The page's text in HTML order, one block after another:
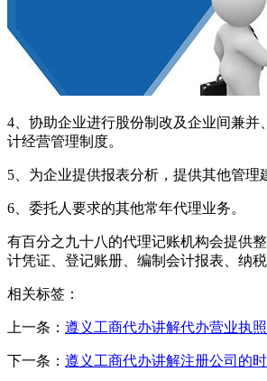
4、协助企业进行股份制改及企业间兼并
计经营管理制度。
5、为企业提供报表分析，提供其他管理
6、委托人要求的其他常年代理业务。
有百分之九十八的代理记账机构会提供
计凭证、登记账册、编制会计报表、纳
相关标签：
上一条： 遵义工商代办讲解代办营业执
下一条： 遵义工商代办讲解注册公司的